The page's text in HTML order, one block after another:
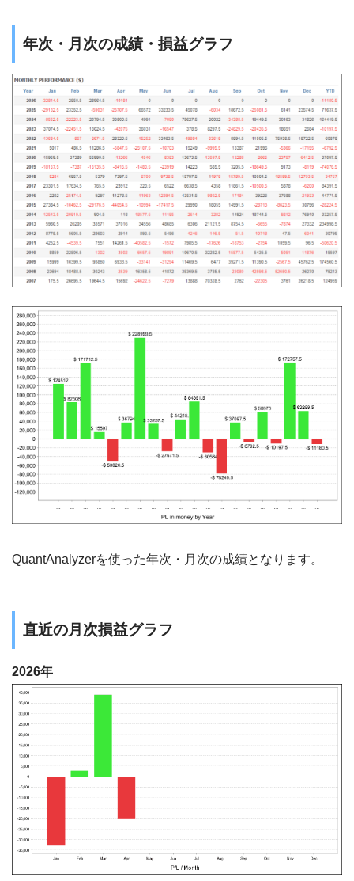
年次・月次の成績・損益グラフ
QuantAnalyzerを使った年次・月次の成績となります。
直近の月次損益グラフ
2026年